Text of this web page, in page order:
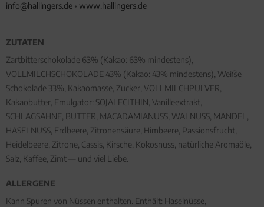
info@hallingers.de • www.hallingers.de
ZUTATEN
Zartbitterschokolade 63% (Kakao: 63% mindestens),
VOLLMILCHSCHOKOLADE 43% (Kakao: 43% mindestens), Weiße
Schokolade 33%, Kakaomasse, Zucker, VOLLMILCHPULVER,
Kakaobutter, Emulgator: SOJALECITHIN, Vanilleextrakt,
SCHLAGSAHNE, BUTTER, MACADAMIANUSS, WALNUSS, MANDEL,
HASELNUSS, Erdbeere, Zitronensäure, Himbeere, Passionsfrucht,
Heidelbeere, Zitrone, Cassis, Kirsche, Kokosnuss, natürliche Aromaöle,
Salz, Kaffee, Zimt — und viel Liebe.
ALLERGENE
Kann Spuren von Nüssen enthalten. Enthält: Haselnüsse,